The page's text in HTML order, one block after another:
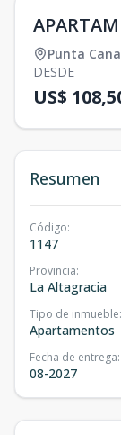
Punta Cana
DESDE
US$
Resumen
Código:
1147
Provincia:
La Altagracia
Tipo de inmueble:
Apartamentos
Fecha de entrega:
08-2027